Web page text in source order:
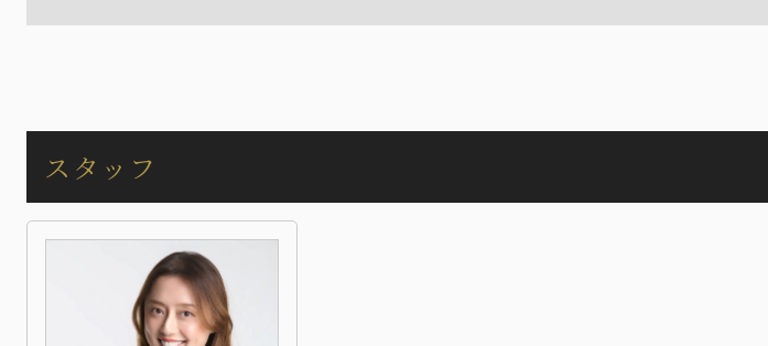
スタッフ